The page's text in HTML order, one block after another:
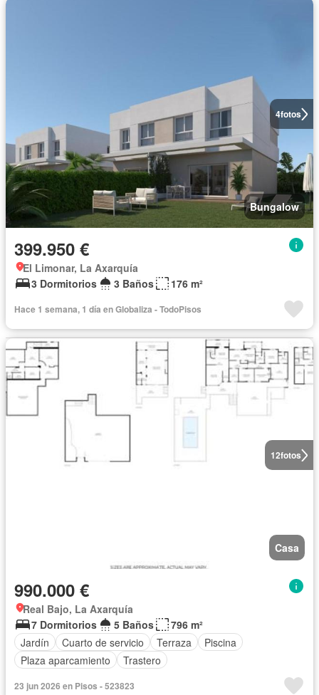
4fotos
Bungalow
399.950 €
El Limonar, La Axarquía
3 Dormitorios
3 Baños 176 m²
Hace 1 semana, 1 día en Globaliza - TodoPisos
12fotos
Casa
990.000 €
Real Bajo, La Axarquía
7 Dormitorios
5 Baños
796 m²
Jardín
Cuarto de servicio Terraza
Piscina
Plaza aparcamiento
Trastero
23 jun 2026 en Pisos - 523823